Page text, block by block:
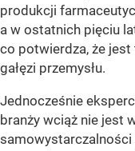
produkcji
a w ostatnich pięciu
co potwierdza, że
gałęzi przemysłu.
Jednocześnie
branży wciąż nie jest
samowystarczalności